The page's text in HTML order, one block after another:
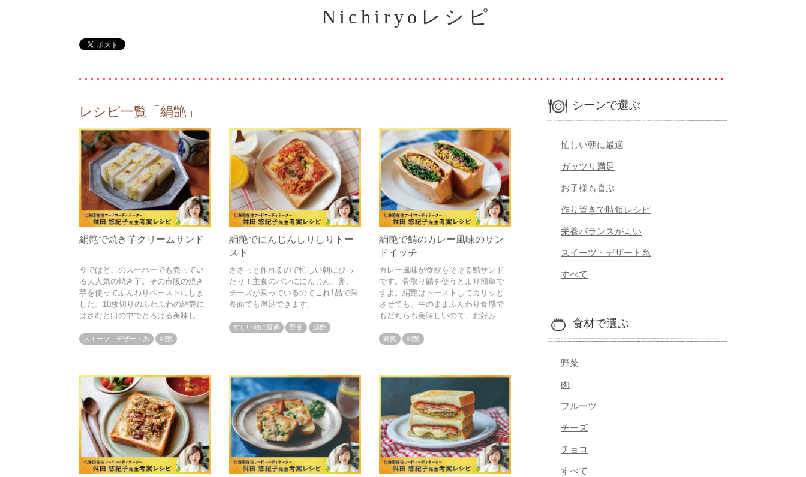
Nichiryoレシピ
レシピ一覧「絹艶」
絹艶で焼き芋クリームサンド
今ではどこのスーパーでも売ってい
る大人気の焼き芋。その市販の焼き
芋を使ってふんわりペーストにしま
した。10枚切りのふわふわの絹艶に
はさむと口の中でとろける美味しさ
ムにぜひ。
スイーツ・デザート系 絹艶
絹艶でにんじんしりしりトー
スト
ささっと作れるので忙しい朝にぴっ
たり！主食のパンににんじん、卵、
チーズが乗っているのでこれ1品で栄
養面でも満足できます。
忙しい朝に最適 野菜 絹艶
絹艶で鯖のカレー風味のサン
ドイッチ
カレー風味が食欲をそそる鯖サンド
です。骨取り鯖を使うとより簡単で
すよ。絹艶はトーストしてカリッと
させても、生のままふんわり食感で
もどちらも美味しいので、お好みで
野菜 絹艶
シーンで選ぶ
忙しい朝に最適
ガッツリ満足
お子様も喜ぶ
作り置きで時短レシピ
栄養バランスがよい
スイーツ・デザート系
すべて
食材で選ぶ
野菜
肉
フルーツ
チーズ
チョコ
すべて